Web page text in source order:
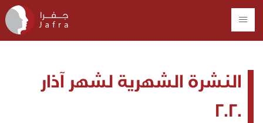
النشرة الشهرية لشهر آذار
2020